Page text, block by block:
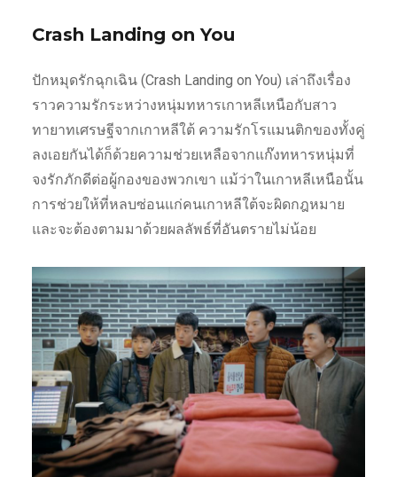
Crash Landing on You
ปักหมุดรักฉุกเฉิน (Crash Landing on You) เล่าถึงเรื่อง
ราวความรักระหว่างหนุ่มทหารเกาหลีเหนือกับสาว
ทายาทเศรษฐีจากเกาหลีใต้ ความรักโรแมนติกของทั้งคู่
ลงเอยกันได้ก็ด้วยความช่วยเหลือจากแก๊งทหารหนุ่มที่
จงรักภักดีต่อผู้กองของพวกเขา แม้ว่าในเกาหลีเหนือนั้น
การช่วยให้ที่หลบซ่อนแก่คนเกาหลีใต้จะผิดกฎหมาย
และจะต้องตามมาด้วยผลลัพธ์ที่อันตรายไม่น้อย